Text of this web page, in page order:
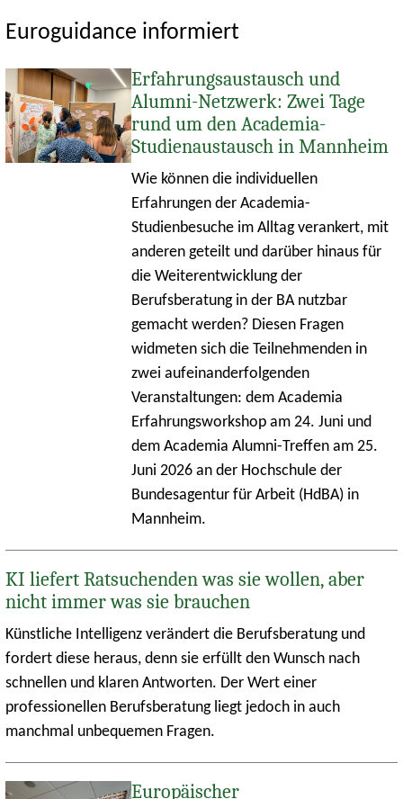
Euroguidance informiert
Erfahrungsaustausch und
Alumni-Netzwerk: Zwei Tage
rund um den Academia-
Studienaustausch in Mannheim
Wie können die individuellen
Erfahrungen der Academia-
Studienbesuche im Alltag verankert, mit
anderen geteilt und darüber hinaus für
die Weiterentwicklung der
Berufsberatung in der BA nutzbar
gemacht werden? Diesen Fragen
widmeten sich die Teilnehmenden in
zwei aufeinanderfolgenden
Veranstaltungen: dem Academia
Erfahrungsworkshop am 24. Juni und
dem Academia Alumni-Treffen am 25.
Juni 2026 an der Hochschule der
Bundesagentur für Arbeit (HdBA) in
Mannheim.
KI liefert Ratsuchenden was sie wollen, aber
nicht immer was sie brauchen
Künstliche Intelligenz verändert die Berufsberatung und
fordert diese heraus, denn sie erfüllt den Wunsch nach
schnellen und klaren Antworten. Der Wert einer
professionellen Berufsberatung liegt jedoch in auch
manchmal unbequemen Fragen.
Europäischer